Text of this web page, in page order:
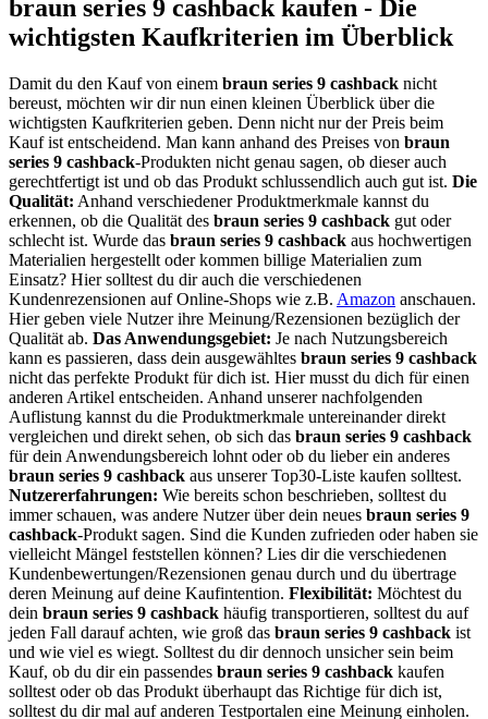
braun series 9 cashback kaufen - Die
wichtigsten Kaufkriterien im Überblick
Damit du den Kauf von einem braun series 9 cashback nicht
bereust, möchten wir dir nun einen kleinen Überblick über die
wichtigsten Kaufkriterien geben. Denn nicht nur der Preis beim
Kauf ist entscheidend. Man kann anhand des Preises von braun
series 9 cashback-Produkten nicht genau sagen, ob dieser auch
gerechtfertigt ist und ob das Produkt schlussendlich auch gut ist. Die
Qualität: Anhand verschiedener Produktmerkmale kannst du
erkennen, ob die Qualität des braun series 9 cashback gut oder
schlecht ist. Wurde das braun series 9 cashback aus hochwertigen
Materialien hergestellt oder kommen billige Materialien zum
Einsatz? Hier solltest du dir auch die verschiedenen
Kundenrezensionen auf Online-Shops wie z.B. Amazon anschauen.
Hier geben viele Nutzer ihre Meinung/Rezensionen bezüglich der
Qualität ab. Das Anwendungsgebiet: Je nach Nutzungsbereich
kann es passieren, dass dein ausgewähltes braun series 9 cashback
nicht das perfekte Produkt für dich ist. Hier musst du dich für einen
anderen Artikel entscheiden. Anhand unserer nachfolgenden
Auflistung kannst du die Produktmerkmale untereinander direkt
vergleichen und direkt sehen, ob sich das braun series 9 cashback
für dein Anwendungsbereich lohnt oder ob du lieber ein anderes
braun series 9 cashback aus unserer Top30-Liste kaufen solltest.
Nutzererfahrungen: Wie bereits schon beschrieben, solltest du
immer schauen, was andere Nutzer über dein neues braun series 9
cashback-Produkt sagen. Sind die Kunden zufrieden oder haben sie
vielleicht Mängel feststellen können? Lies dir die verschiedenen
Kundenbewertungen/Rezensionen genau durch und du übertrage
deren Meinung auf deine Kaufintention. Flexibilität: Möchtest du
dein braun series 9 cashback häufig transportieren, solltest du auf
jeden Fall darauf achten, wie groß das braun series 9 cashback ist
und wie viel es wiegt. Solltest du dir dennoch unsicher sein beim
Kauf, ob du dir ein passendes braun series 9 cashback kaufen
solltest oder ob das Produkt überhaupt das Richtige für dich ist,
solltest du dir mal auf anderen Testportalen eine Meinung einholen.